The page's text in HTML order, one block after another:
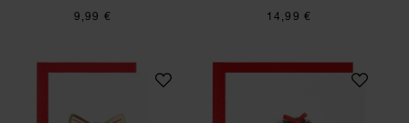
9,99 € 14,99 €
Paper Poetry 3D-Grußkarte Schleife Weiß
Paper Poetry 3D-